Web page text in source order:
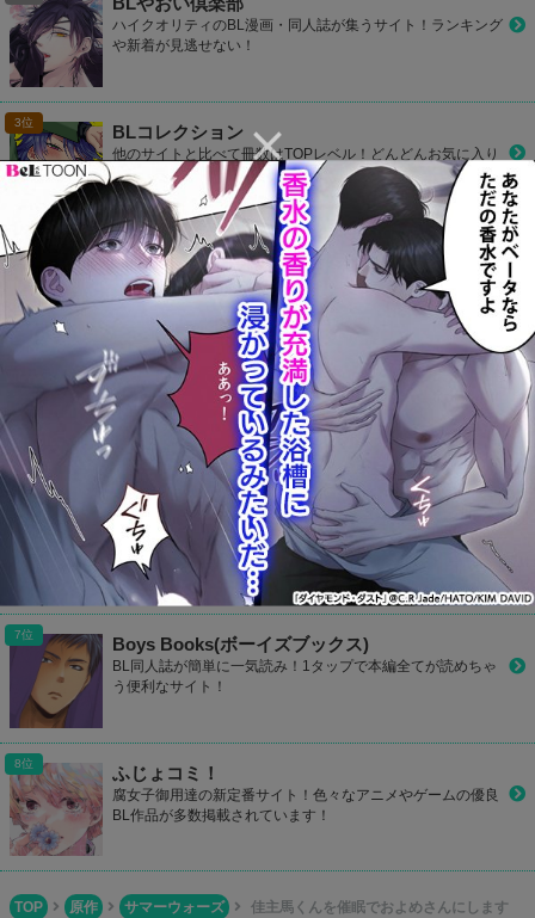
ハイクオリティのBL漫画・同人誌が集うサイト！ランキング
や新着が見逃せない！
BLコレクション
他のサイトと比べて冊数はTOPレベル！どんどんお気に入り
作品を見つけて登録しよう！
CP Library
お好きなカップリングをお気に入り登録して1タップでラク
ラク読もう！
カプコミ
かわいいデザインのBLサイト！気になるBL作品をマイリス
ト登録して読めたり、ランキングで人気作品が丸わかり！
801Books(ヤオイブックス)
毎日何冊も更新されているBL作品をチェック！検索機能も充
実しているので探したい同人誌が見つかるはず！
Boys Books(ボーイズブックス)
BL同人誌が簡単に一気読み！1タップで本編全てが読めちゃ
う便利なサイト！
ふじょコミ！
腐女子御用達の新定番サイト！色々なアニメやゲームの優良
BL作品が多数掲載されています！
TOP 原作 サマーウォーズ 佳主馬くんを催眠でおよめさんにします